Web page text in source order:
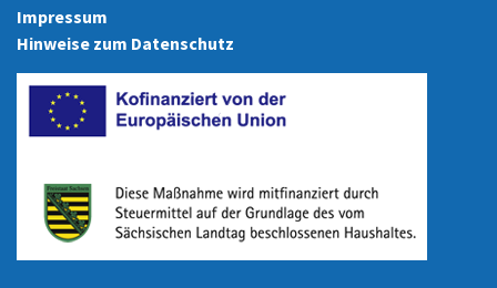
Impressum
Hinweise zum Datenschutz